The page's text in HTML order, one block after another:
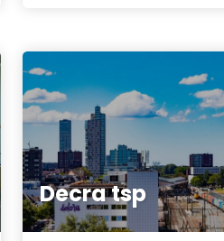
Decra tsp